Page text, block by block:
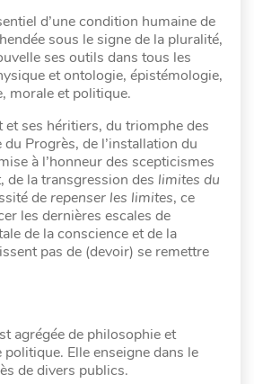
d’une condition humaine de
sous le signe de la pluralité,
ses outils dans tous les
et ontologie, épistémologie,
morale et politique.
et ses héritiers, du triomphe des
Progrès, de l’installation du
à l’honneur des scepticismes
de la transgression des limites du
de repenser les limites, ce
les dernières escales de
de la conscience et de la
pas de (devoir) se remettre
agrégée de philosophie et
Elle enseigne dans le
de divers publics.